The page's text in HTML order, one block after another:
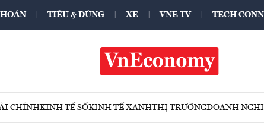
TIÊU & DÙNG XE VNE TV TECH
CHÍNHKINH TẾ SỐKINH TẾ XANHTHỊ TRƯỜNGDOANH